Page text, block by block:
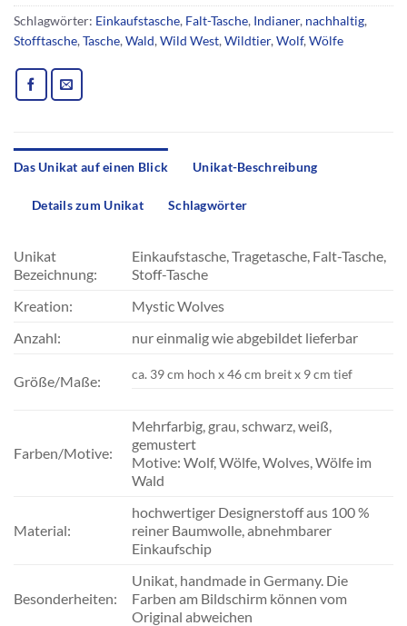
Schlagwörter: Einkaufstasche, Falt-Tasche, Indianer, nachhaltig,
Stofftasche,Tasche,Wald,Wild West,Wildtier,Wolf,Wölfe
Das Unikat auf einen Blick Unikat-Beschreibung
Details zum Unikat Schlagwörter
Unikat
Bezeichnung:
Einkaufstasche, Tragetasche, Falt-Tasche,
Stoff-Tasche
Kreation:
Mystic Wolves
Anzahl:
nur einmalig wie abgebildet lieferbar
Größe/Maße: ca. 39 cm hoch x 46 cm breit x 9 cm tief
Farben/Motive:
Mehrfarbig, grau, schwarz, weiß,
gemustert
Motive: Wolf, Wölfe, Wolves, Wölfe im
Wald
Material:
hochwertiger Designerstoff aus 100 %
reiner Baumwolle, abnehmbarer
Einkaufschip
Besonderheiten:
Unikat, handmade in Germany. Die
Farben am Bildschirm können vom
Original abweichen